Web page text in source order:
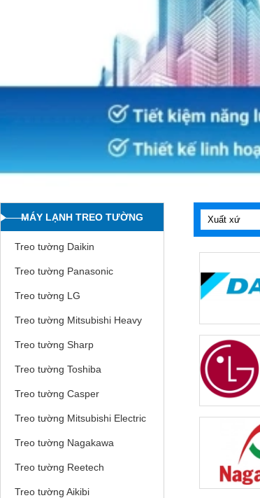
MÁY LẠNH TREO TƯỜNG
Treo tường Daikin
Treo tường Panasonic
Treo tường LG
Treo tường Mitsubishi Heavy
Treo tường Sharp
Treo tường Toshiba
Treo tường Casper
Treo tường Mitsubishi Electric
Treo tường Nagakawa
Treo tường Reetech
Treo tường Aikibi